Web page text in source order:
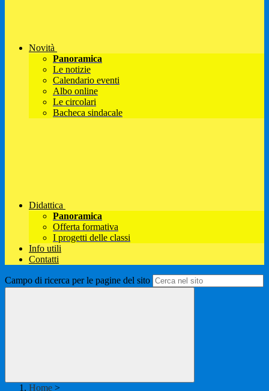
Novità
Panoramica
Le notizie
Calendario eventi
Albo online
Le circolari
Bacheca sindacale
Didattica
Panoramica
Offerta formativa
I progetti delle classi
Info utili
Contatti
Campo di ricerca per le pagine del sito
Home >